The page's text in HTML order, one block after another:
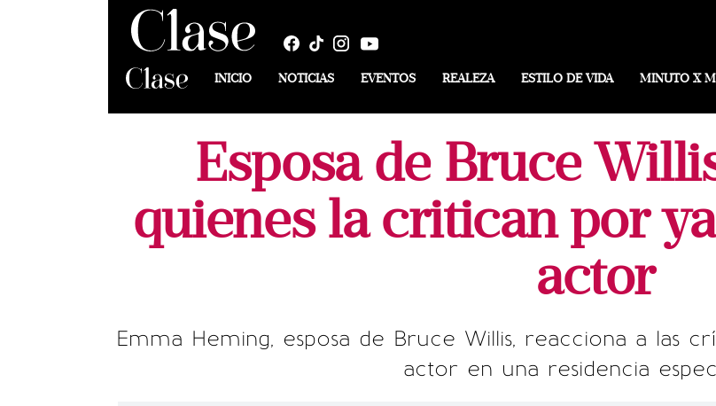
INICIO NOTICIAS EVENTOS REALEZA ESTILO DE VIDA MINUTO X
Esposa de Bruce
quienes la critican por
actor
Emma Heming, esposa de Bruce Willis, reacciona a las
actor en una residencia